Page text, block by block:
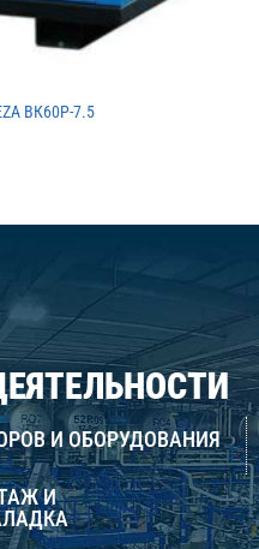
ВК60Р-7.5
И ОБОРУДОВАНИЯ
И